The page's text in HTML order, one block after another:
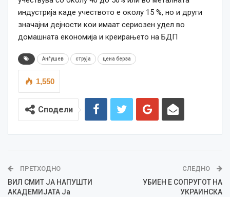
индустрија каде учеството е околу 15 %, но и други
значајни дејности кои имаат сериозен удел во
домашната економија и креирањето на БДП
Анѓушев струја цена берза
1,550
Сподели
ПРЕТХОДНО
ВИЛ СМИТ ЈА НАПУШТИ
АКАДЕМИЈАТА Ја
СЛЕДНО
УБИЕН Е СОПРУГОТ НА
УКРАИНСКА